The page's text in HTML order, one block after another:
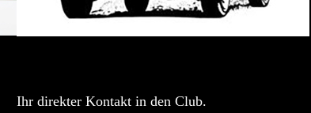
Ihr direkter Kontakt in den Club.